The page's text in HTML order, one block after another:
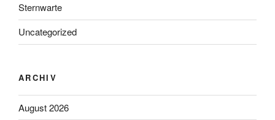
Sternwarte
Uncategorized
ARCHIV
August 2026